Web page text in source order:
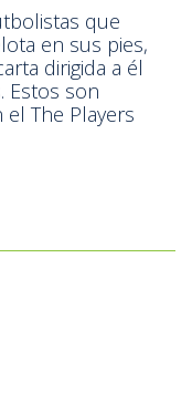
que
en sus pies,
dirigida a él
Estos son
The Players